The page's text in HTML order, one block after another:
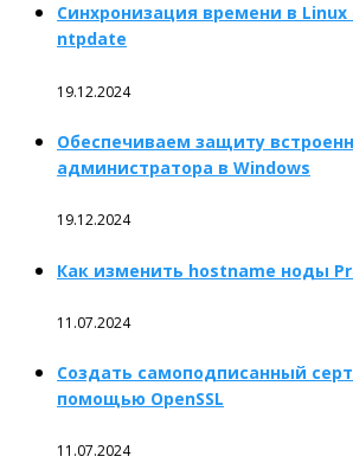
Синхронизация времени в
ntpdate
19.12.2024
Обеспечиваем защиту
администратора в Windows
19.12.2024
Как изменить hostname ноды
11.07.2024
Создать самоподписанный
помощью OpenSSL
11.07.2024